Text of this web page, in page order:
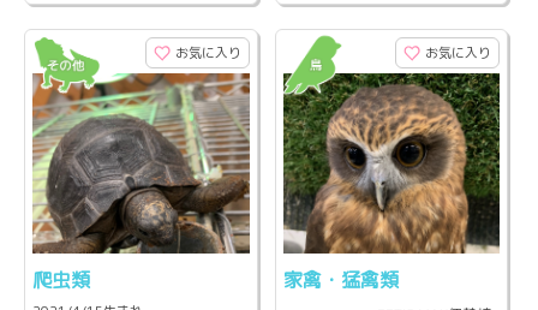
お気に入り
爬虫類
お気に入り
家禽・猛禽類